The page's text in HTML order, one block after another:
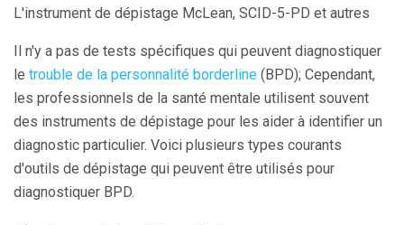
L'instrument de dépistage McLean, SCID-5-PD et autres
Il n'y a pas de tests spécifiques qui peuvent diagnostiquer
le trouble de la personnalité borderline (BPD); Cependant,
les professionnels de la santé mentale utilisent souvent
des instruments de dépistage pour les aider à identifier un
diagnostic particulier. Voici plusieurs types courants
d'outils de dépistage qui peuvent être utilisés pour
diagnostiquer BPD.